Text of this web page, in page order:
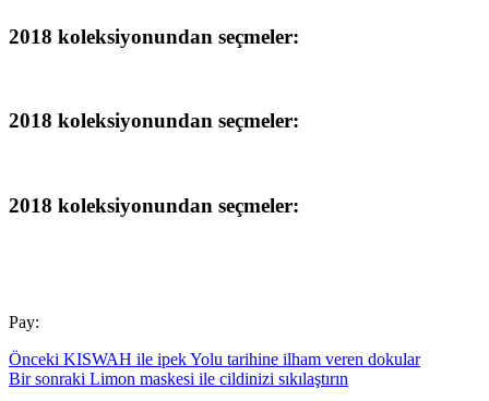
2018 koleksiyonundan seçmeler:
2018 koleksiyonundan seçmeler:
2018 koleksiyonundan seçmeler:
Pay:
Önceki KISWAH ile ipek Yolu tarihine ilham veren dokular
Bir sonraki Limon maskesi ile cildinizi sıkılaştırın